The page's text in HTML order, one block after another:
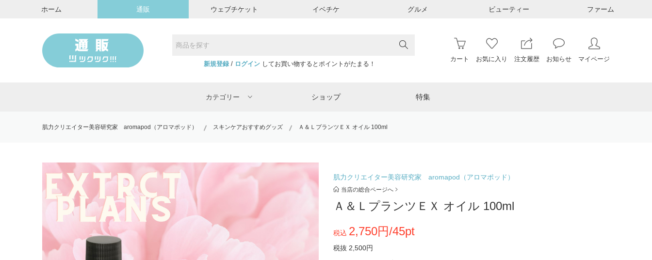
ホーム 通販 ウェブチケット イベチケ グルメ ビューティー ファーム
新規登録/ ログインしてお買い物するとポイントがたまる！
カート お気に入り 注文履歴 お知らせ マイページ
カテゴリー ショップ 特集
肌力クリエイター美容研究家 aromapod（アロマポッド） スキンケアおすすめグッズ Ａ＆ＬプランツＥＸ オイル 100ml
肌力クリエイター美容研究家 aromapod（アロマポッド）
当店の総合ページへ
Ａ＆ＬプランツＥＸ オイル 100ml
税込 2,750円/45pt
税抜 2,500円